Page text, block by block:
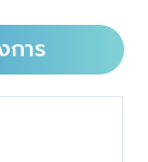
การ